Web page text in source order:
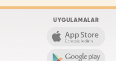
UYGULAMALAR